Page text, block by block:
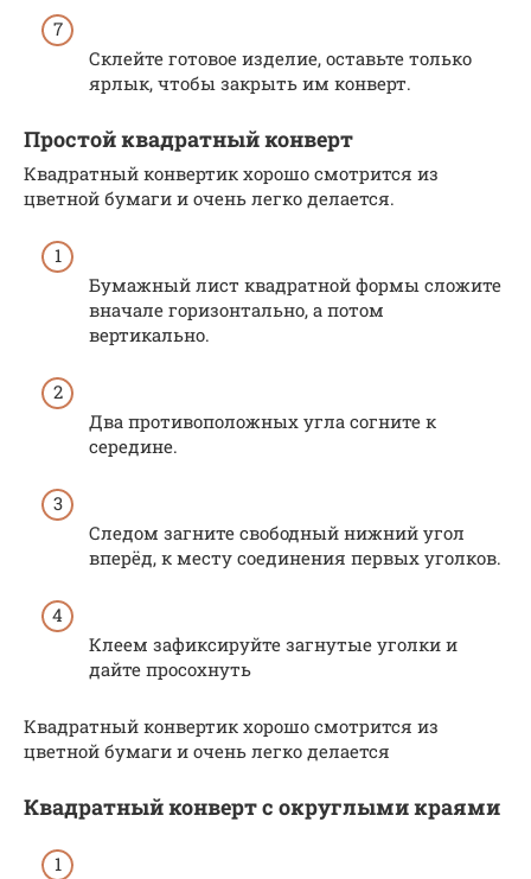
Склейте готовое изделие, оставьте только
ярлык, чтобы закрыть им конверт.
Простой квадратный конверт
Квадратный конвертик хорошо смотрится из
цветной бумаги и очень легко делается.
Бумажный лист квадратной формы сложите
вначале горизонтально, а потом
вертикально.
Два противоположных угла согните к
середине.
Следом загните свободный нижний угол
вперёд, к месту соединения первых уголков.
Клеем зафиксируйте загнутые уголки и
дайте просохнуть
Квадратный конвертик хорошо смотрится из
цветной бумаги и очень легко делается
Квадратный конверт с округлыми краями